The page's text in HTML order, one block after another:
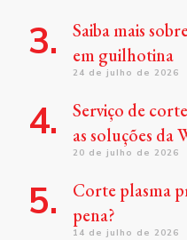
Saiba mais
em guilhotina
24 de julho de 2026
Serviço de
as soluções da
20 de julho de 2026
Corte plasma
pena?
14 de julho de 2026